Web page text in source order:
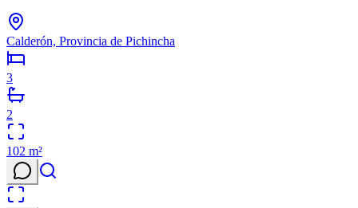
Calderón, Provincia de Pichincha
3
2
102 m²